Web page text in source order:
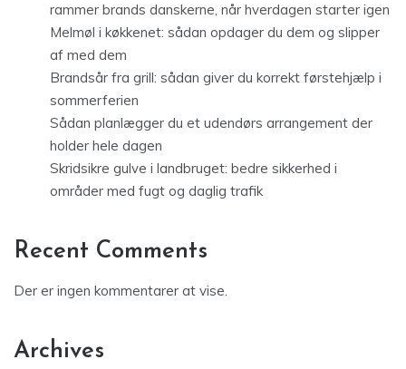
rammer brands danskerne, når hverdagen starter igen
Melmøl i køkkenet: sådan opdager du dem og slipper
af med dem
Brandsår fra grill: sådan giver du korrekt førstehjælp i
sommerferien
Sådan planlægger du et udendørs arrangement der
holder hele dagen
Skridsikre gulve i landbruget: bedre sikkerhed i
områder med fugt og daglig trafik
Recent Comments
Der er ingen kommentarer at vise.
Archives